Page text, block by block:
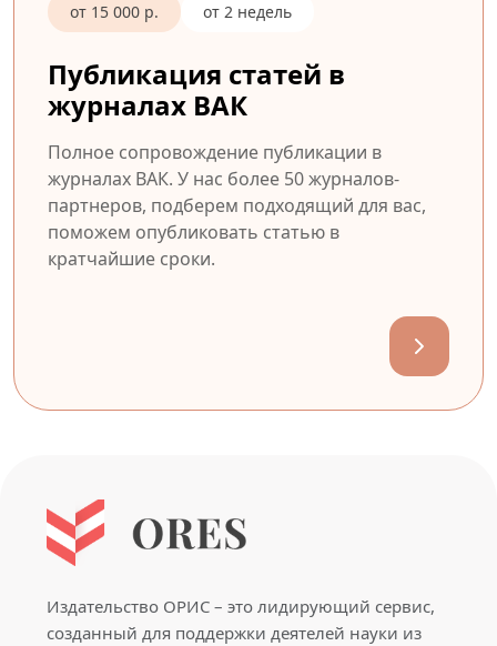
от 15 000 р. от 2 недель
Публикация статей в
журналах ВАК
Полное сопровождение публикации в
журналах ВАК. У нас более 50 журналов-
партнеров, подберем подходящий для вас,
поможем опубликовать статью в
кратчайшие сроки.
Издательство ОРИС – это лидирующий сервис,
созданный для поддержки деятелей науки из